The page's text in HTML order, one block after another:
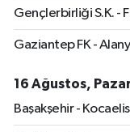
Gençlerbirliği S.K. -
Gaziantep FK -
16 Ağustos,
Başakşehir -